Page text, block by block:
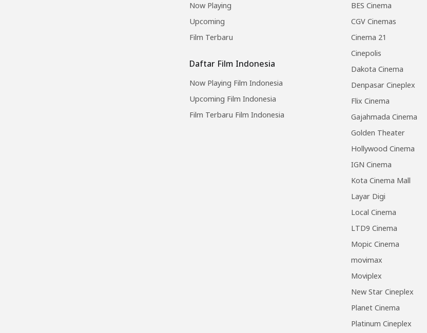
Now Playing
Upcoming
Film Terbaru
Daftar Film Indonesia
Now Playing Film Indonesia
Upcoming Film Indonesia
Film Terbaru Film Indonesia
BES Cinema
CGV Cinemas
Cinema 21
Cinepolis
Dakota Cinema
Denpasar Cineplex
Flix Cinema
Gajahmada Cinema
Golden Theater
Hollywood Cinema
IGN Cinema
Kota Cinema Mall
Layar Digi
Local Cinema
LTD9 Cinema
Mopic Cinema
movimax
Moviplex
New Star Cineplex
Planet Cinema
Platinum Cineplex